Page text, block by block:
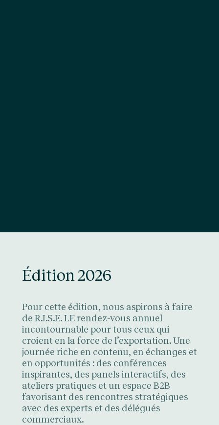
Édition 2026
Pour cette édition, nous aspirons à faire
de R.I.S.E. LE rendez-vous annuel
incontournable pour tous ceux qui
croient en la force de l’exportation. Une
journée riche en contenu, en échanges et
en opportunités : des conférences
inspirantes, des panels interactifs, des
ateliers pratiques et un espace B2B
favorisant des rencontres stratégiques
avec des experts et des délégués
commerciaux.